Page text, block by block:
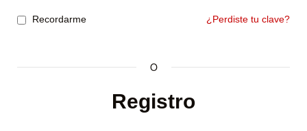
¿Perdiste tu clave?
Recordarme
O
Registro